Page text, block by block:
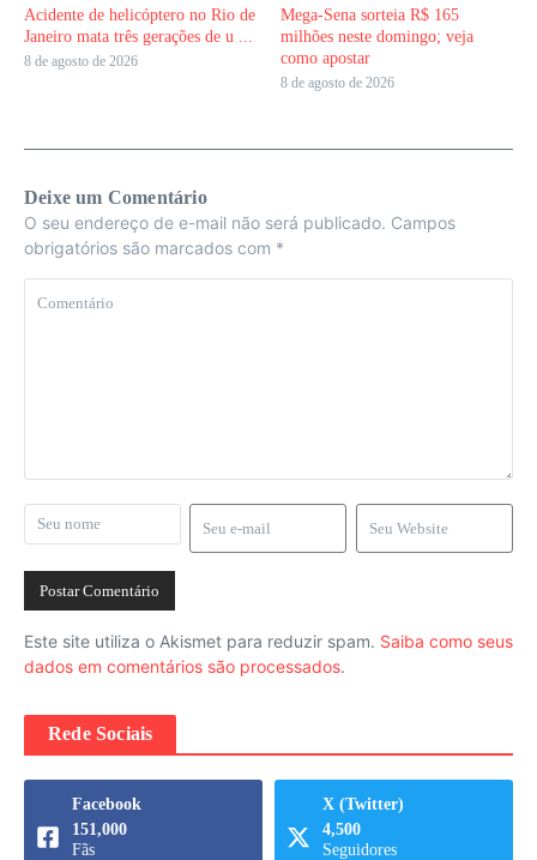
Acidente de helicóptero no Rio de
Janeiro mata três gerações de u ...
8 de agosto de 2026
Mega-Sena sorteia R$ 165
milhões neste domingo; veja
como apostar
8 de agosto de 2026
Deixe um Comentário
O seu endereço de e-mail não será publicado. Campos
obrigatórios são marcados com *
Este site utiliza o Akismet para reduzir spam. Saiba como seus
dados em comentários são processados.
Rede Sociais
Facebook
151,000
Fãs
X (Twitter)
4,500
Seguidores